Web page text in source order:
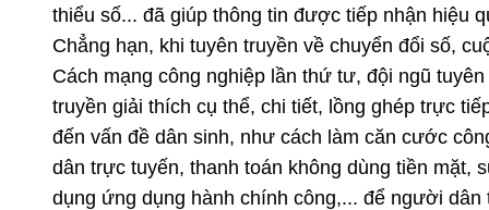
thiểu số... đã giúp thông tin được tiếp nhận hiệu
Chẳng hạn, khi tuyên truyền về chuyển đổi số,
Cách mạng công nghiệp lần thứ tư, đội ngũ tuyên
truyền giải thích cụ thể, chi tiết, lồng ghép trực
đến vấn đề dân sinh, như cách làm căn cước
dân trực tuyến, thanh toán không dùng tiền mặt,
dụng ứng dụng hành chính công,... để người dân